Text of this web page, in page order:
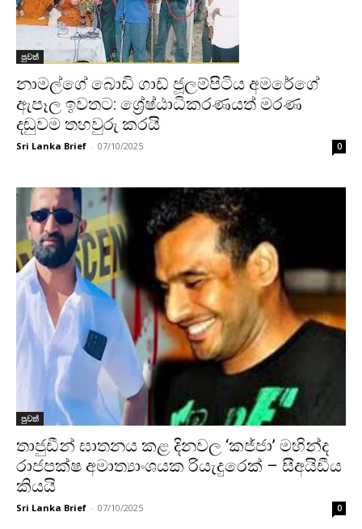
පුවත්
නාමල්ගේ බොඩි ගාඩ් ජූලම්පිටිය අමරේගේ
ඇපෑල ඉවතට: ශ්‍රේෂ්ඨාධිකරණයත් මරණ
දඬුවම තහවුරු කරයි
Sri Lanka Brief - 07/10/2025 0
පුවත්
තාජු­ඩීන් ඝාත­නය කළ දිනවල ‘කජ්ජා’ මහින්ද
රාජපක්ෂ අමාත්‍යාංශයක රියැදුරෙක් – සීඅයිඩීය
කියයි
Sri Lanka Brief - 07/10/2025 0